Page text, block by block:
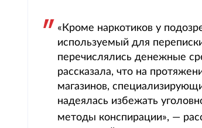
«Кроме наркотиков у
используемый для
перечислялись денежные
рассказала, что на
магазинов,
надеялась избежать
методы конспирации», —